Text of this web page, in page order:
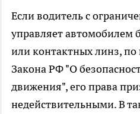
Если водитель с
управляет автомобилем
или контактных линз, по
Закона РФ "О
движения", его права
недействительными. В